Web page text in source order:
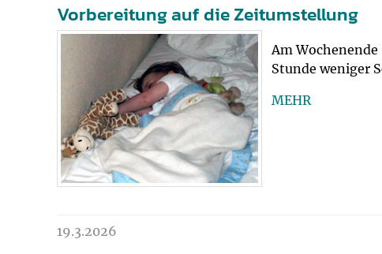
Vorbereitung auf die Zeitumstellung
Am
Stunde weniger
MEHR
19.3.2026